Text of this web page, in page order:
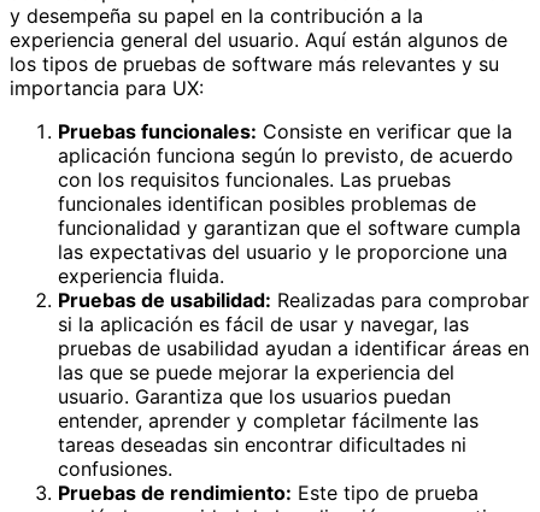
y desempeña su papel en la contribución a la
experiencia general del usuario. Aquí están algunos de
los tipos de pruebas de software más relevantes y su
importancia para UX:
Pruebas funcionales: Consiste en verificar que la
aplicación funciona según lo previsto, de acuerdo
con los requisitos funcionales. Las pruebas
funcionales identifican posibles problemas de
funcionalidad y garantizan que el software cumpla
las expectativas del usuario y le proporcione una
experiencia fluida.
Pruebas de usabilidad: Realizadas para comprobar
si la aplicación es fácil de usar y navegar, las
pruebas de usabilidad ayudan a identificar áreas en
las que se puede mejorar la experiencia del
usuario. Garantiza que los usuarios puedan
entender, aprender y completar fácilmente las
tareas deseadas sin encontrar dificultades ni
confusiones.
Pruebas de rendimiento: Este tipo de prueba